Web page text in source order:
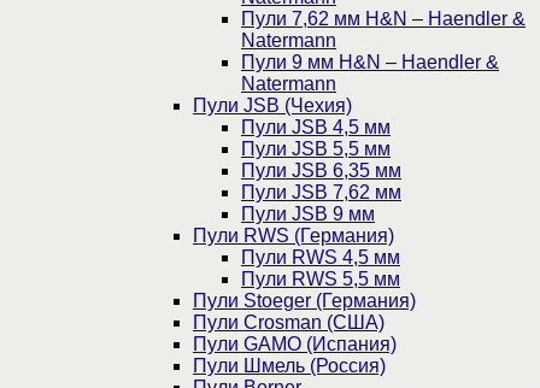
Пули 7,62 мм H&N – Haendler &
Natermann
Пули 9 мм H&N – Haendler &
Natermann
Пули JSB (Чехия)
Пули JSB 4,5 мм
Пули JSB 5,5 мм
Пули JSB 6,35 мм
Пули JSB 7,62 мм
Пули JSB 9 мм
Пули RWS (Германия)
Пули RWS 4,5 мм
Пули RWS 5,5 мм
Пули Stoeger (Германия)
Пули Crosman (США)
Пули GAMO (Испания)
Пули Шмель (Россия)